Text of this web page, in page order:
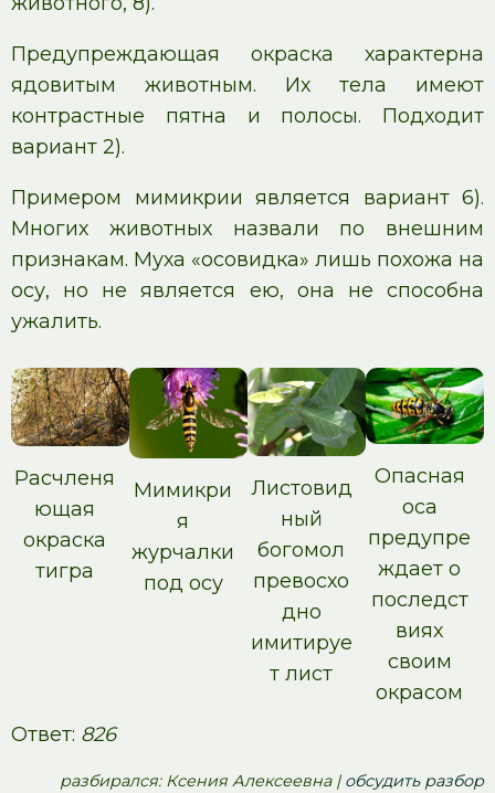
Предупреждающая окраска характерна
ядовитым животным. Их тела имеют
контрастные пятна и полосы. Подходит
вариант 2).
Примером мимикрии является вариант 6).
Многих животных назвали по внешним
признакам. Муха «осовидка» лишь похожа на
осу, но не является ею, она не способна
ужалить.
Расчленя
ющая
окраска
тигра
Мимикри
я
журчалки
под осу
Листовид
ный
богомол
превосхо
дно
имитируе
т лист
Опасная
оса
предупре
ждает о
последст
виях
своим
окрасом
Ответ: 826
pазбирался: Ксения Алексеевна |обсудить разбор